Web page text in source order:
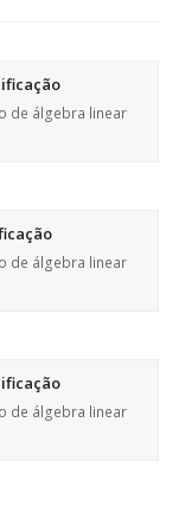
de álgebra linear
de álgebra linear
de álgebra linear